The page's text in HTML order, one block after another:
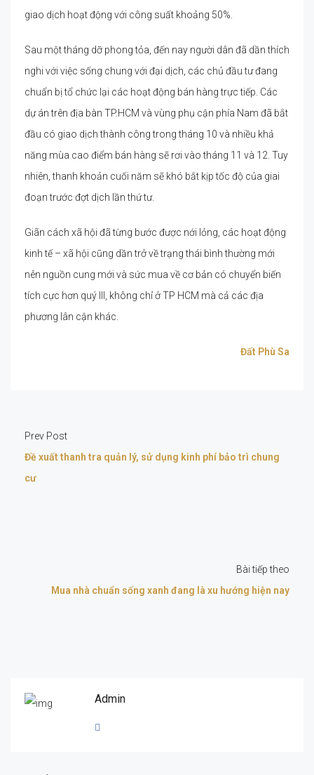
giao dịch hoạt động với công suất khoảng 50%.
Sau một tháng dỡ phong tỏa, đến nay người dân đã dần thích
nghi với việc sống chung với đại dịch, các chủ đầu tư đang
chuẩn bị tổ chức lại các hoạt động bán hàng trực tiếp. Các
dự án trên địa bàn TP.HCM và vùng phụ cận phía Nam đã bắt
đầu có giao dịch thành công trong tháng 10 và nhiều khả
năng mùa cao điểm bán hàng sẽ rơi vào tháng 11 và 12. Tuy
nhiên, thanh khoản cuối năm sẽ khó bắt kịp tốc độ của giai
đoạn trước đợt dịch lần thứ tư.
Giãn cách xã hội đã từng bước được nới lỏng, các hoạt động
kinh tế – xã hội cũng dần trở về trạng thái bình thường mới
nên nguồn cung mới và sức mua về cơ bản có chuyển biến
tích cực hơn quý III, không chỉ ở TP HCM mà cả các địa
phương lân cận khác.
Đất Phù Sa
Prev Post
Đề xuất thanh tra quản lý, sử dụng kinh phí bảo trì chung
cư
Bài tiếp theo
Mua nhà chuẩn sống xanh đang là xu hướng hiện nay
Admin